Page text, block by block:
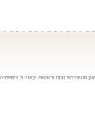
в виде анонса при условии